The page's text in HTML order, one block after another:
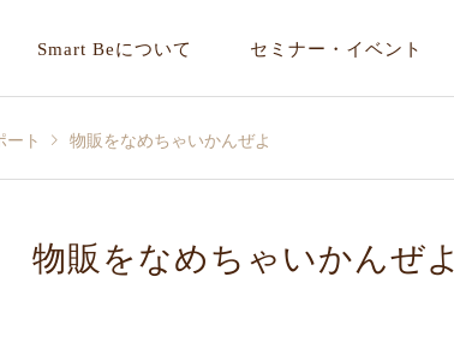
Smart Beについて セミナー・イベント
ート 物販をなめちゃいかんぜよ
物販をなめちゃいかんぜよ